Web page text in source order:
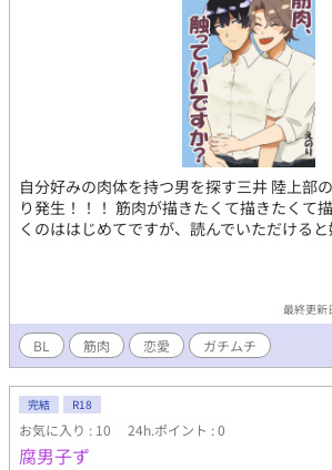
自分好みの肉体を持つ男を探す三井 陸上部
り発生！！！ 筋肉が描きたくて描きたくて
くのははじめてですが、読んでいただけると
最終更新
BL 筋肉 恋愛 ガチムチ
完結 R18
お気に入り : 10 24h.ポイント : 0
腐男子ず